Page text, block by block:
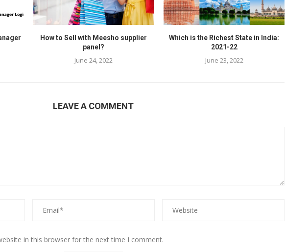
How to Sell with Meesho supplier
panel?
June 24, 2022
Which is the Richest State in India:
2021-22
June 23, 2022
LEAVE A COMMENT
in this browser for the next time I comment.